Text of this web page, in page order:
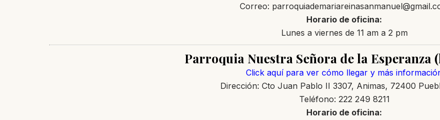
Correo:
Horario de oficina:
Lunes a viernes de 11 am a 2 pm
Parroquia Nuestra Señora de la Esperanza
Click aquí para ver cómo llegar y más
Dirección: Cto Juan Pablo II 3307, Animas, 72400
Teléfono: 222 249 8211
Horario de oficina: